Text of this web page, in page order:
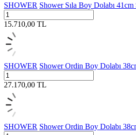
SHOWER Shower Sıla Boy Dolabı 41cm
15.710,00 TL
SHOWER Shower Ordin Boy Dolabı
27.170,00 TL
SHOWER Shower Ordin Boy Dolabı